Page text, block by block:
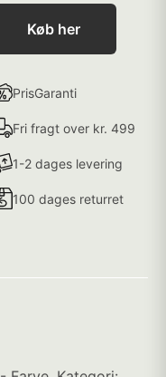
Køb her
PrisGaranti
Fri fragt over kr. 499
1-2 dages levering
100 dages returret